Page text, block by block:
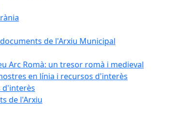
de l'Arxiu Municipal
Arc Romà: un tresor romà i medieval
en línia i recursos d'interès
d'interès
de l'Arxiu